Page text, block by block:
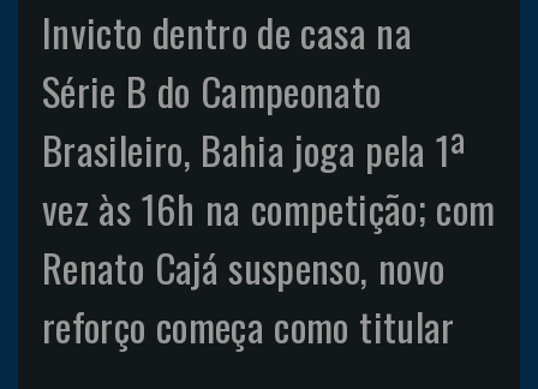
Invicto dentro de casa na
Série B do Campeonato
Brasileiro, Bahia joga pela 1ª
vez às 16h na competição; com
Renato Cajá suspenso, novo
reforço começa como titular